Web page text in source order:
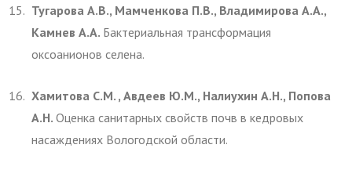
Тугарова А.В., Мамченкова П.В., Владимирова А.А.,
Камнев А.А. Бактериальная трансформация
оксоанионов селена.
Хамитова С.М. , Авдеев Ю.М., Налиухин А.Н., Попова
А.Н. Оценка санитарных свойств почв в кедровых
насаждениях Вологодской области.